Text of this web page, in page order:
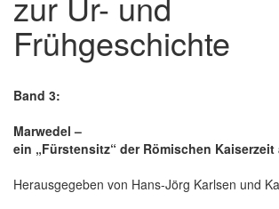
Frühgeschichte
Band 3:
Marwedel –
ein „Fürstensitz“ der Römischen
Herausgegeben von Hans-Jörg Karlsen und